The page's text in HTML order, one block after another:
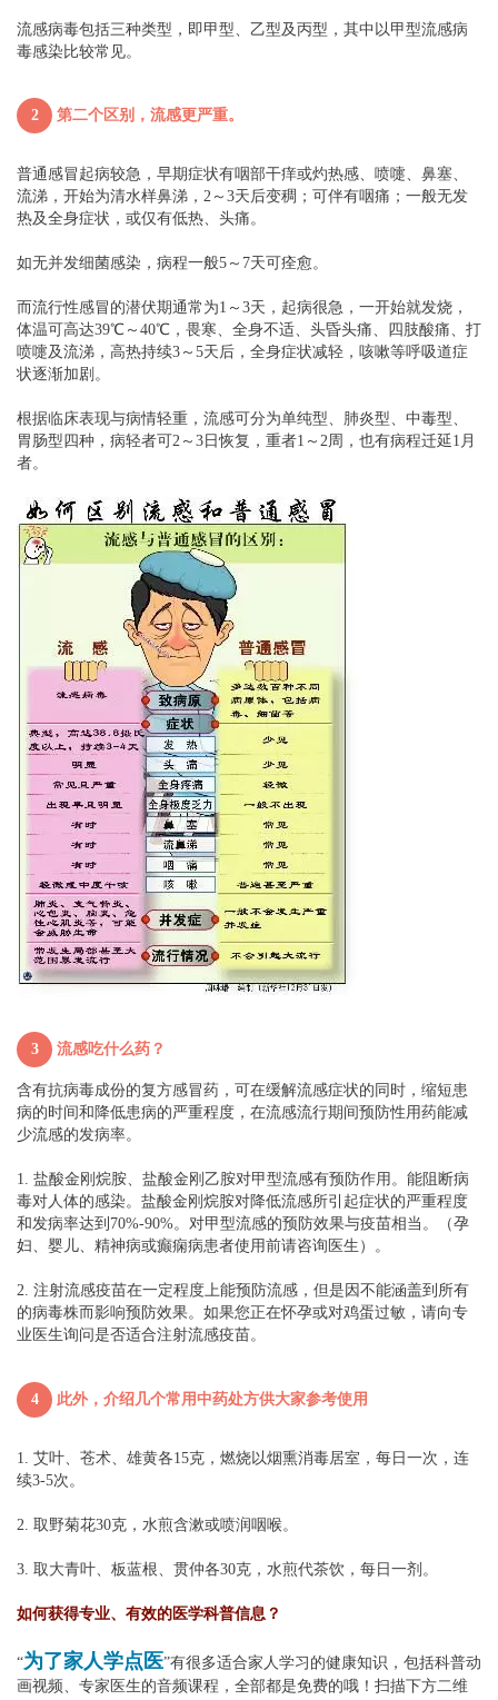
流感病毒包括三种类型，即甲型、乙型及丙型，其中以甲型流感病
毒感染比较常见。
2 第二个区别，流感更严重。
普通感冒起病较急，早期症状有咽部干痒或灼热感、喷嚏、鼻塞、
流涕，开始为清水样鼻涕，2～3天后变稠；可伴有咽痛；一般无发
热及全身症状，或仅有低热、头痛。
如无并发细菌感染，病程一般5～7天可痊愈。
而流行性感冒的潜伏期通常为1～3天，起病很急，一开始就发烧，
体温可高达39℃～40℃，畏寒、全身不适、头昏头痛、四肢酸痛、打
喷嚏及流涕，高热持续3～5天后，全身症状减轻，咳嗽等呼吸道症
状逐渐加剧。
根据临床表现与病情轻重，流感可分为单纯型、肺炎型、中毒型、
胃肠型四种，病轻者可2～3日恢复，重者1～2周，也有病程迁延1月
者。
3 流感吃什么药？
含有抗病毒成份的复方感冒药，可在缓解流感症状的同时，缩短患
病的时间和降低患病的严重程度，在流感流行期间预防性用药能减
少流感的发病率。
1. 盐酸金刚烷胺、盐酸金刚乙胺对甲型流感有预防作用。能阻断病
毒对人体的感染。盐酸金刚烷胺对降低流感所引起症状的严重程度
和发病率达到70%-90%。对甲型流感的预防效果与疫苗相当。（孕
妇、婴儿、精神病或癫痫病患者使用前请咨询医生）。
2. 注射流感疫苗在一定程度上能预防流感，但是因不能涵盖到所有
的病毒株而影响预防效果。如果您正在怀孕或对鸡蛋过敏，请向专
业医生询问是否适合注射流感疫苗。
4 此外，介绍几个常用中药处方供大家参考使用
1. 艾叶、苍术、雄黄各15克，燃烧以烟熏消毒居室，每日一次，连
续3-5次。
2. 取野菊花30克，水煎含漱或喷润咽喉。
3. 取大青叶、板蓝根、贯仲各30克，水煎代茶饮，每日一剂。
如何获得专业、有效的医学科普信息？
“为了家人学点医”有很多适合家人学习的健康知识，包括科普动
画视频、专家医生的音频课程，全部都是免费的哦！扫描下方二维